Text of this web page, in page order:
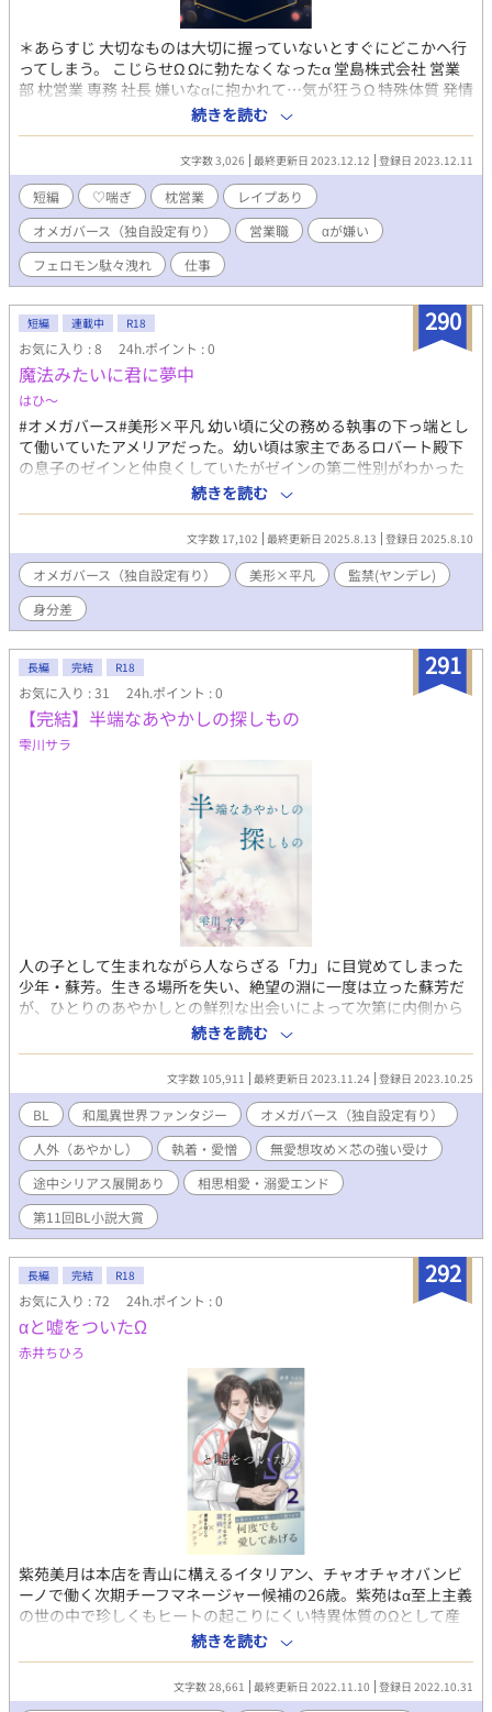
＊あらすじ 大切なものは大切に握っていないとすぐにどこかへ行
ってしまう。 こじらせΩ Ωに勃たなくなった‪α‬ 堂島株式会社 営業
部 枕営業 専務 社長 嫌いな‪α‬に抱かれて…気が狂うΩ 特殊体質 発情
期が半年に1度だけ 日常的に濃いフェロモンを出す -------------*----
-------------------*-----------------------------*--------------------*----------
★作品を書こうと思ったきっかけ オメガバース物語第四作目にな
ります。 切ない系+乱交系+オメガバース系でなにか書こうと思っ
たのがきっかけです。 DLsitにて販売予定 ※性描写多く含みま
す。 ※文章の無断転載禁止。
続きを読む
文字数 3,026 最終更新日 2023.12.12 登録日 2023.12.11
短編 ♡喘ぎ 枕営業
レイプあり
オメガバース（独自設定有り）
営業職
αが嫌い
フェロモン駄々洩れ
仕事
290
短編 連載中 R18
お気に入り : 8 24h.ポイント : 0
魔法みたいに君に夢中
はひ〜
#オメガバース#美形×平凡 幼い頃に父の務める執事の下っ端とし
て働いていたアメリアだった。幼い頃は家主であるロバート殿下
の息子のゼインと仲良くしていたがゼインの第二性別がわかった
途端2人は離れ離れになってしまう。ゼインは全寮制の貴族a専用
の進学校、アメリアは城で執事として務めるようになっていた。
そして19歳になって帰ってきたゼインだが、なにか様子がおかし
い…
続きを読む
文字数 17,102 最終更新日 2025.8.13 登録日 2025.8.10
オメガバース（独自設定有り） 美形×平凡
監禁(ヤンデレ)
身分差
291
長編 完結 R18
お気に入り : 31 24h.ポイント : 0
【完結】半端なあやかしの探しもの
雫川サラ
人の子として生まれながら人ならざる「力」に目覚めてしまった
少年・蘇芳。生きる場所を失い、絶望の淵に一度は立った蘇芳だ
が、ひとりのあやかしとの鮮烈な出会いによって次第に内側から
変わり始める。 出会いも最悪なら態度も最悪なそのあやかしにど
うしようもなく惹かれる理由は、果たして本当に血の本能による
ものだけなのか？ 後ろ向きな考え方しかできなかった少年が突然
自分に降りかかった宿命にぶつかり、愛することを知り、生きよ
うとする理由をその手で掴むまでのお話。 本作で第11回BL小説大
賞に参加しております。投票やご感想大変嬉しいです。 ※オメガ
バースの世界観を下敷きとした、前近代（近世）日本に似た異世
界のお話です。独自設定はほんの味付け程度ですが1話目に作中に
登場する用語の説明があります ※R描写あり回には*をつけます
続きを読む
文字数 105,911 最終更新日 2023.11.24 登録日 2023.10.25
BL 和風異世界ファンタジー
オメガバース（独自設定有り）
人外（あやかし）
執着・愛憎
無愛想攻め×芯の強い受け
途中シリアス展開あり
相思相愛・溺愛エンド
第11回BL小説大賞
292
長編 完結 R18
お気に入り : 72 24h.ポイント : 0
αと嘘をついたΩ
赤井ちひろ
紫苑美月は本店を青山に構えるイタリアン、チャオチャオバンビ
ーノで働く次期チーフマネージャー候補の26歳。紫苑はα至上主義
の世の中で珍しくもヒートの起こりにくい特異体質のΩとして産
まれた。産むだけの性に辟易し疑似α剤を飲みαと偽り生きてき
た。勿論それだけの努力はしたし、世の中のΩのように弱々しく
もなかった。 ある日、紫苑に異動話が持ち上がる。青山本店の有
能なスタッフである紫苑は、新店舗お台場に異動と思いきや、な
続きを読む
文字数 28,661 最終更新日 2022.11.10 登録日 2022.10.31